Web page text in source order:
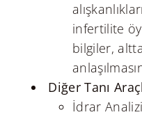
infertilite
bilgiler,
Diğer Tanı
İdrar